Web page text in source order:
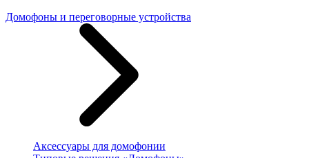
Домофоны и переговорные устройства
Аксессуары для домофонии